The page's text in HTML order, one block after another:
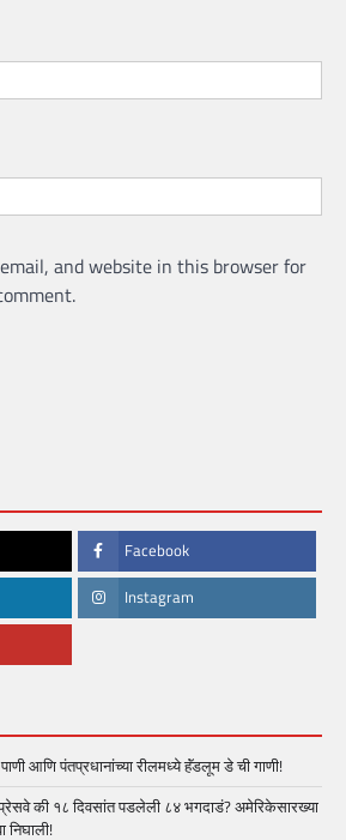
and website in this browser for
Facebook
Instagram
आणि पंतप्रधानांच्या रीलमध्ये हॅंडलूम डे ची गाणी!
की १८ दिवसांत पडलेली ८४ भगदाडं? अमेरिकेसारख्या
निघाली!